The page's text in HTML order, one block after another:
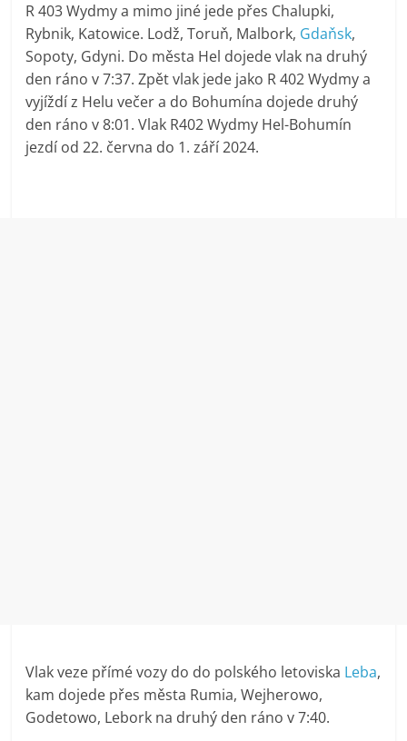
R 403 Wydmy a mimo jiné jede přes Chalupki,
Rybnik, Katowice. Lodž, Toruň, Malbork, Gdaňsk,
Sopoty, Gdyni. Do města Hel dojede vlak na druhý
den ráno v 7:37. Zpět vlak jede jako R 402 Wydmy a
vyjíždí z Helu večer a do Bohumína dojede druhý
den ráno v 8:01. Vlak R402 Wydmy Hel-Bohumín
jezdí od 22. června do 1. září 2024.
Vlak veze přímé vozy do do polského letoviska Leba,
kam dojede přes města Rumia, Wejherowo,
Godetowo, Lebork na druhý den ráno v 7:40.